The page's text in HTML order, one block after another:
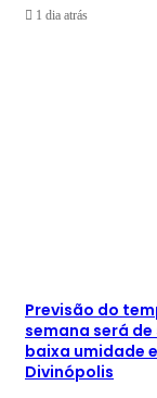
1 dia atrás
Previsão do
semana será
baixa umidade
Divinópolis